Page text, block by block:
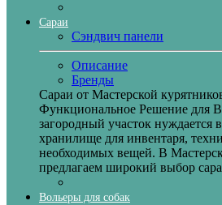
Сараи
Сэндвич панели
Описание
Бренды
Сараи от Мастерской
Функциональное Решение для
загородный участок
хранилище для инвентаря,
необходимых вещей. В
предлагаем широкий выбор
Вольеры для собак